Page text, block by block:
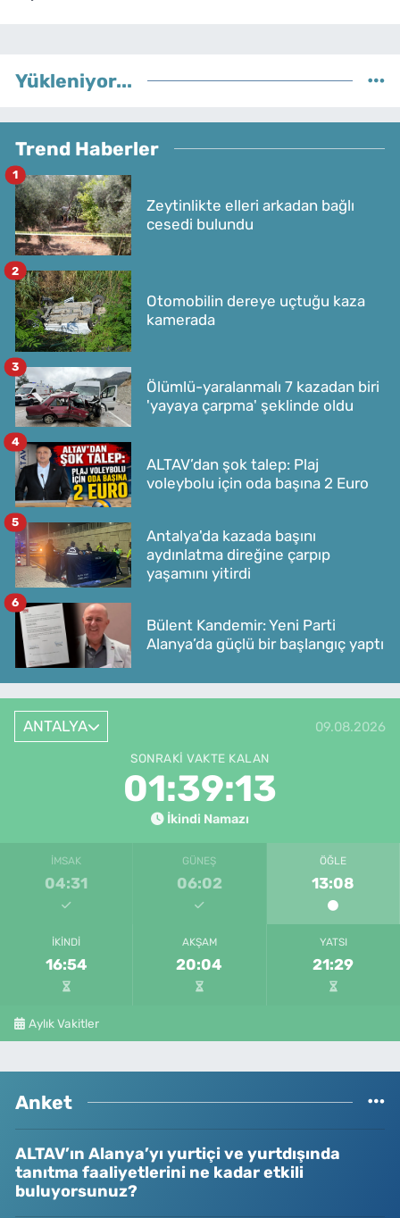
Yükleniyor...
Trend Haberler
Zeytinlikte elleri arkadan bağlı
cesedi bulundu
1
Otomobilin dereye uçtuğu kaza
kamerada
2
Ölümlü-yaralanmalı 7 kazadan biri
'yayaya çarpma' şeklinde oldu
3
ALTAV’dan şok talep: Plaj
voleybolu için oda başına 2 Euro
4
Antalya'da kazada başını
aydınlatma direğine çarpıp
yaşamını yitirdi
5
Bülent Kandemir: Yeni Parti
Alanya’da güçlü bir başlangıç yaptı
6
ANTALYA 09.08.2026
SONRAKI VAKTE KALAN
01:39:13
İkindi Namazı
İMSAK
04:31
GÜNEŞ
06:02
ÖĞLE
13:08
İKINDI
16:54
AKŞAM
20:04
YATSI
21:29
Aylık Vakitler
Anket
ALTAV’ın Alanya’yı yurtiçi ve yurtdışında
tanıtma faaliyetlerini ne kadar etkili
buluyorsunuz?